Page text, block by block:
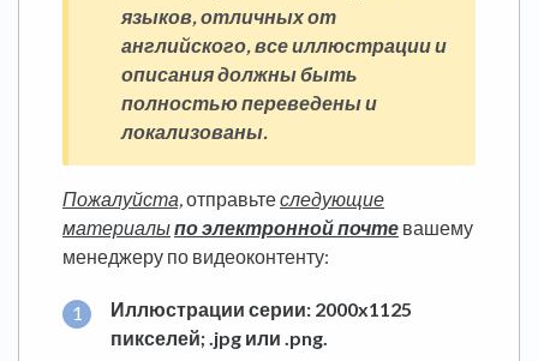
языков, отличных от
английского, все иллюстрации и
описания должны быть
полностью переведены и
локализованы.
Пожалуйста, отправьтеследующие
материалыпо электронной почте вашему
менеджеру по видеоконтенту:
Иллюстрации серии: 2000x1125
пикселей; .jpg или .png.